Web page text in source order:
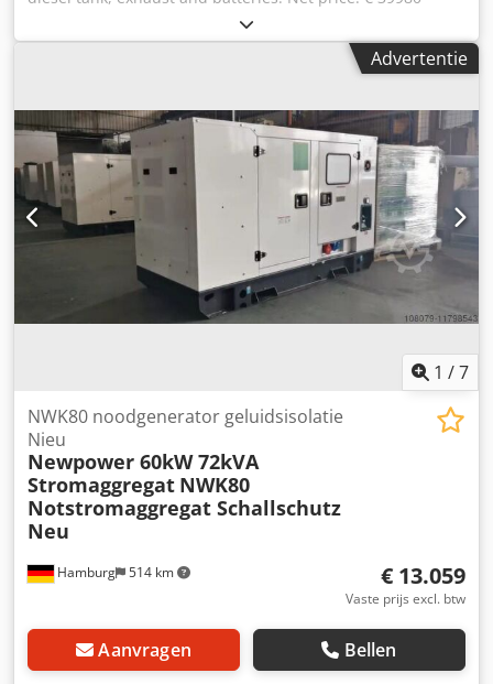
Gross price € 47576.12 Technical specifications Engine :
Doosan & P126TI-II, 6 cylinder, water-cooled, turbocharged
Generator: Newpower NW/N 330 Continuous power: 240
system: Deep Sea DSE 7320 Connection: direct connection
(Optional circuit breakers, outlets, automatic transfer
switch.) Frequency : 50 Hz & 3-phase Voltage: 400/230V
RPM : 1500 rpm. Dimensions (LxWxH): 3960x 1356x2167mm
Weight: 3200 kg Csdpfx Ajnkcaajpcjrf Network monitoring,
soundproof Shipment: - Worldwide transport is available
at an additional cost - In order to be able to quote an exact
freight price, please send us a request with your data and
your complete address
Advertentie
1 /7
Hamburg 514 km
NWK80 noodgenerator geluidsisolatie
Nieu
Newpower 60kW 72kVA
Stromaggregat NWK80
Notstromaggregat Schallschutz
Neu
€ 13.059
Vaste prijs excl. btw
Aanvragen Bellen